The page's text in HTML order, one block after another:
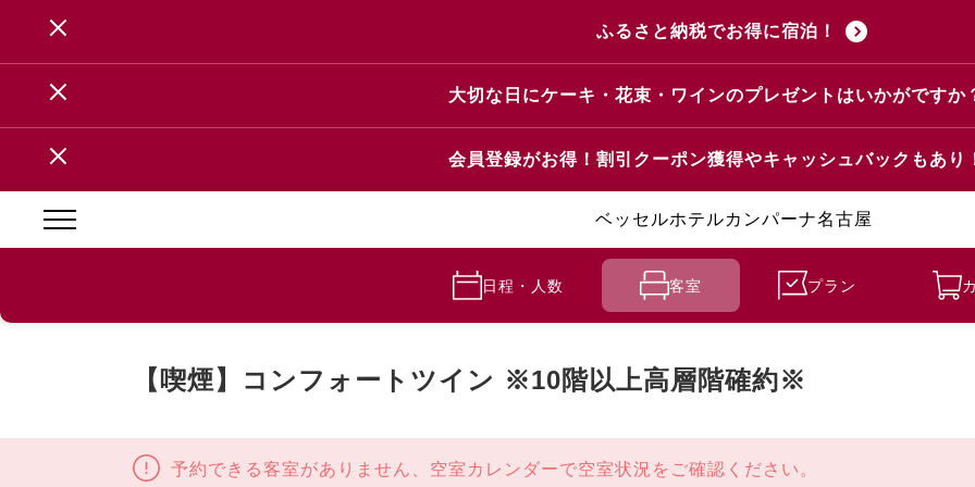
ふるさと納税でお得に宿泊！
大切な日にケーキ・花束・ワインのプレゼントはいかがですか
会員登録がお得！割引クーポン獲得やキャッシュバックもあり
ベッセルホテルカンパーナ名古屋
日程・人数 客室 プラン
【喫煙】コンフォートツイン ※10階以上高層階確約※
予約できる客室がありません、空室カレンダーで空室状況をご確認ください。